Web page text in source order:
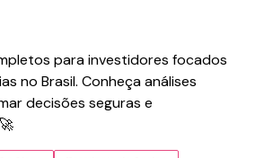
para investidores focados
no Brasil. Conheça análises
decisões seguras e